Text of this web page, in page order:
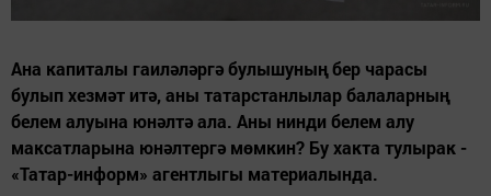
Ана капиталы гаиләләргә булышуның бер чарасы
булып хезмәт итә, аны татарстанлылар балаларның
белем алуына юнәлтә ала. Аны нинди белем алу
максатларына юнәлтергә мөмкин? Бу хакта тулырак -
«Татар-информ» агентлыгы материалында.